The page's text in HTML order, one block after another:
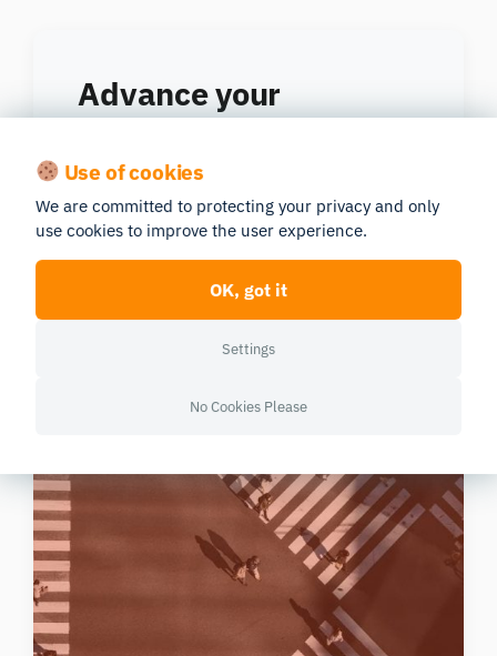
Advance your
Behavioral Psychology
research
Expand your knowledge with our free
behavioral research guides and
Explore Solutions
Use of cookies
We are committed to protecting your privacy and only
use cookies to improve the user experience.
OK, got it
Settings
No Cookies Please